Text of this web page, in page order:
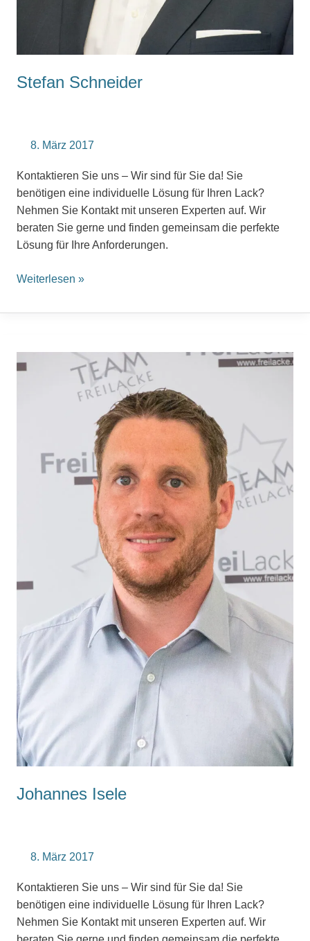
Stefan Schneider
8. März 2017
Kontaktieren Sie uns – Wir sind für Sie da! Sie
benötigen eine individuelle Lösung für Ihren Lack?
Nehmen Sie Kontakt mit unseren Experten auf. Wir
beraten Sie gerne und finden gemeinsam die perfekte
Lösung für Ihre Anforderungen.
Weiterlesen »
Johannes Isele
8. März 2017
Kontaktieren Sie uns – Wir sind für Sie da! Sie
benötigen eine individuelle Lösung für Ihren Lack?
Nehmen Sie Kontakt mit unseren Experten auf. Wir
Johannes